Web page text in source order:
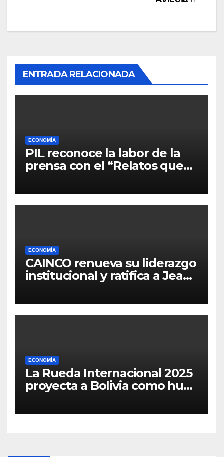
ENTRADA RELACIONADA
ECONOMÍA
PIL reconoce la labor de la
prensa con el “Relatos que
ECONOMÍA
CAINCO renueva su liderazgo
institucional y ratifica a Jean
gestión
ECONOMÍA
La Rueda Internacional 2025
proyecta a Bolivia como hub
Latina